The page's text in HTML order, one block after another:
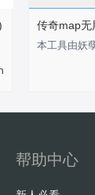
传奇map无
帮助中心